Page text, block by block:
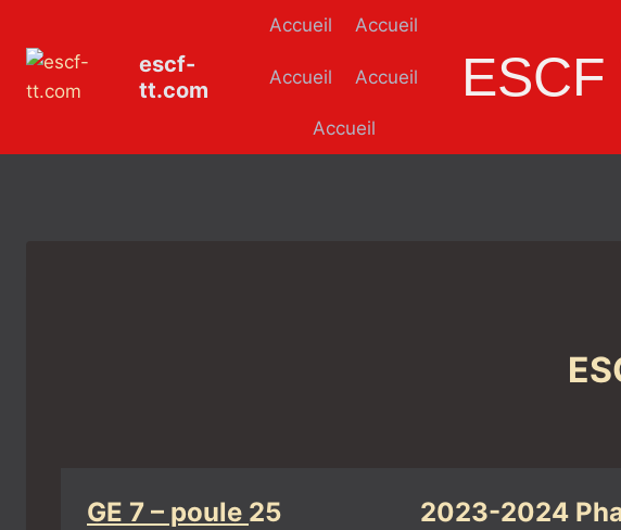
contenu
escf-
tt.com
Accueil Accueil
Accueil Accueil
Accueil
ESCF
GE 7 – poule 25 2023-2024